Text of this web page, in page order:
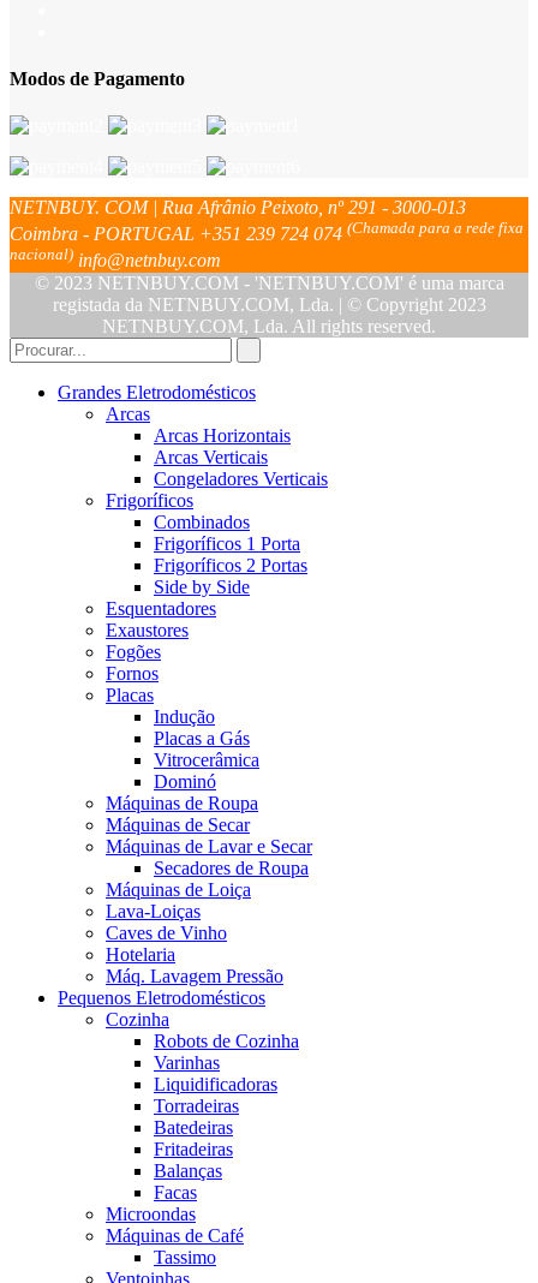
Modos de Pagamento
NETNBUY. COM | Rua Afrânio Peixoto, nº 291 - 3000-013
Coimbra - PORTUGAL +351 239 724 074 (Chamada para a rede fixa
nacional) info@netnbuy.com
© 2023 NETNBUY.COM - 'NETNBUY.COM' é uma marca
registada da NETNBUY.COM, Lda. | © Copyright 2023
NETNBUY.COM, Lda. All rights reserved.
Grandes Eletrodomésticos
Arcas
Arcas Horizontais
Arcas Verticais
Congeladores Verticais
Frigoríficos
Combinados
Frigoríficos 1 Porta
Frigoríficos 2 Portas
Side by Side
Esquentadores
Exaustores
Fogões
Fornos
Placas
Indução
Placas a Gás
Vitrocerâmica
Dominó
Máquinas de Roupa
Máquinas de Secar
Máquinas de Lavar e Secar
Secadores de Roupa
Máquinas de Loiça
Lava-Loiças
Caves de Vinho
Hotelaria
Máq. Lavagem Pressão
Pequenos Eletrodomésticos
Cozinha
Robots de Cozinha
Varinhas
Liquidificadoras
Torradeiras
Batedeiras
Fritadeiras
Balanças
Facas
Microondas
Máquinas de Café
Tassimo
Ventoinhas